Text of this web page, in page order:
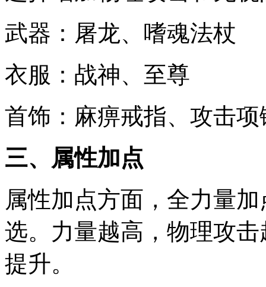
武器：屠龙、嗜魂法杖
衣服：战神、至尊
首饰：麻痹戒指、攻击项
三、属性加点
属性加点方面，全力量
选。力量越高，物理攻
提升。